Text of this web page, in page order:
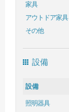
家具
アウトドア家具
その他
設備
設備
照明器具